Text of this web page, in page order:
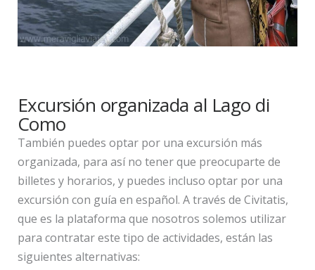
Excursión organizada al Lago di
Como
También puedes optar por una excursión más
organizada, para así no tener que preocuparte de
billetes y horarios, y puedes incluso optar por una
excursión con guía en español. A través de Civitatis,
que es la plataforma que nosotros solemos utilizar
para contratar este tipo de actividades, están las
siguientes alternativas: